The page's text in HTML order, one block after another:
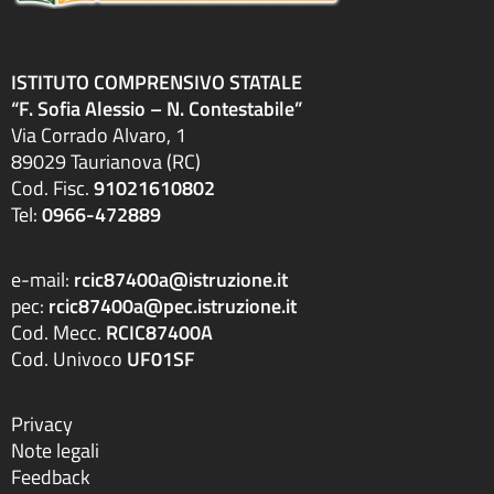
Bandi di gara e contratti
Burocrazia zero
Calendario scolastico
Codice disciplinare
Consulenti e collaboratori
Contatti
Contrattazione collettiva
Cookie Policy (UE)
Corsi
D.S.G.A.
Dirigente Scolastico
Docenti
Dotazione organica
FAQ e VideoTutorial Registro Elettronico CLASSEVIVA
ISTITUTO COMPRENSIVO STATALE
“F. Sofia Alessio – N. Contestabile”
Via Corrado Alvaro, 1
89029 Taurianova (RC)
Cod. Fisc.91021610802
Tel:0966-472889
e-mail: rcic87400a@istruzione.it
pec: rcic87400a@pec.istruzione.it
Cod. Mecc. RCIC87400A
Cod. Univoco UF01SF
Privacy
Note legali
Feedback